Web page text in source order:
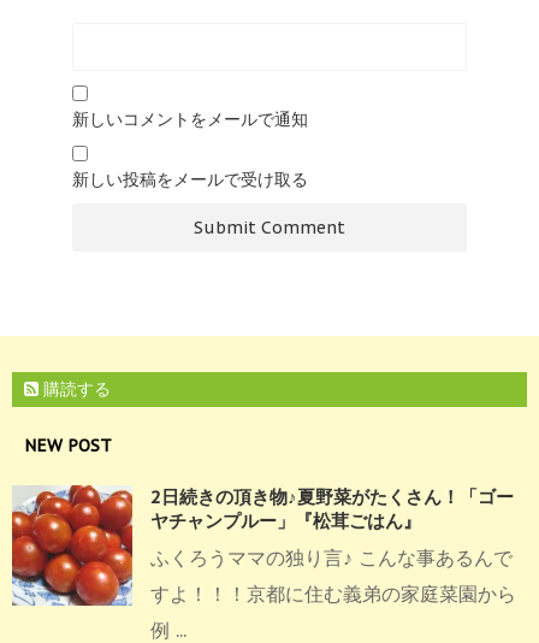
新しいコメントをメールで通知
新しい投稿をメールで受け取る
購読する
NEW POST
2日続きの頂き物♪夏野菜がたくさん！「ゴー
ヤチャンプルー」『松茸ごはん』
ふくろうママの独り言♪ こんな事あるんで
すよ！！！京都に住む義弟の家庭菜園から
例 ...